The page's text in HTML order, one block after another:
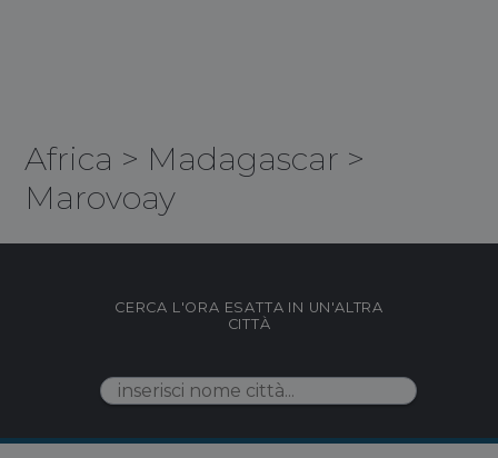
Africa > Madagascar >
Marovoay
CERCA L'ORA ESATTA IN UN'ALTRA
CITTÀ